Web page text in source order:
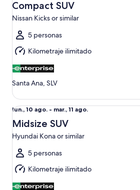
lun.,
10
ago.
al
mar.,
11
ago.
Compact SUV
Nissan Kicks or similar
5 personas
Kilometraje ilimitado
Santa Ana, SLV
Del
lun.,
10
ago.
al
mar.,
11
ago.
lun., 10 ago. - mar., 11 ago.
Midsize SUV
Hyundai Kona or similar
5 personas
Kilometraje ilimitado
Midsize SUV Hyundai Kona or similar